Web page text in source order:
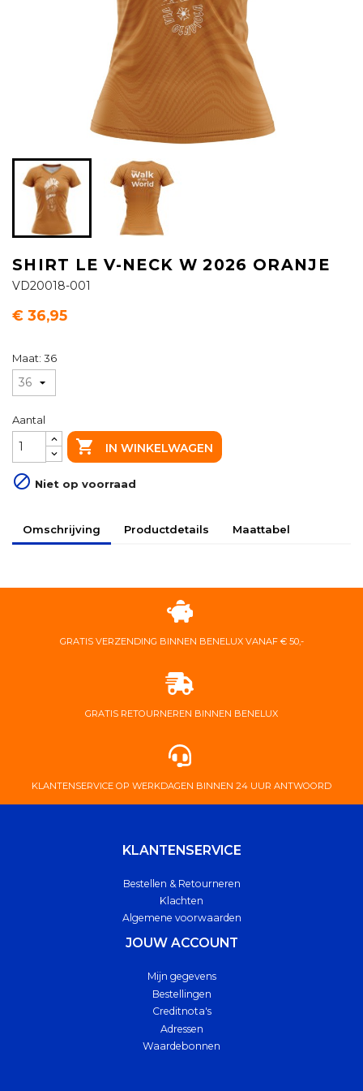
SHIRT LE V-NECK W 2026 ORANJE
VD20018-001
€ 36,95
Maat: 36
Aantal
 IN WINKELWAGEN
 Niet op voorraad
Omschrijving Productdetails Maattabel
GRATIS VERZENDING BINNEN BENELUX VANAF € 50,-
GRATIS RETOURNEREN BINNEN BENELUX
KLANTENSERVICE OP WERKDAGEN BINNEN 24 UUR ANTWOORD
KLANTENSERVICE
Bestellen & Retourneren
Klachten
Algemene voorwaarden
JOUW ACCOUNT
Mijn gegevens
Bestellingen
Creditnota's
Adressen
Waardebonnen